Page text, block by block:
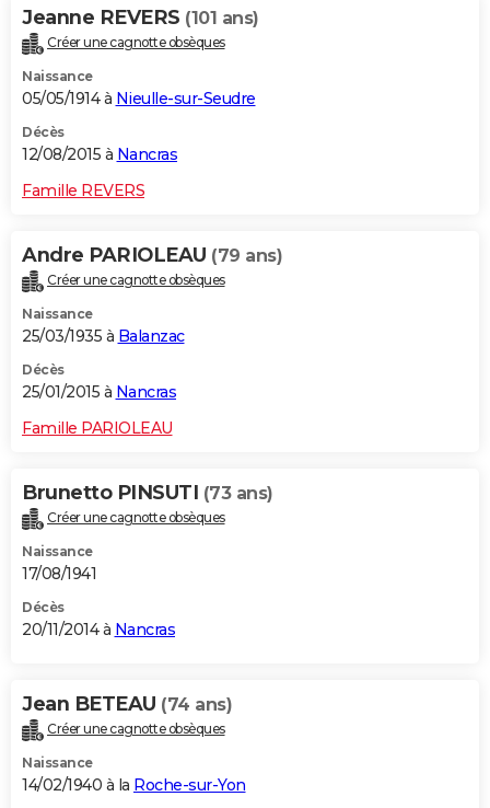
Jeanne REVERS (101 ans)
Créer une cagnotte obsèques
Naissance
05/05/1914 à Nieulle-sur-Seudre
Décès
12/08/2015 à Nancras
Famille REVERS
Andre PARIOLEAU (79 ans)
Créer une cagnotte obsèques
Naissance
25/03/1935 à Balanzac
Décès
25/01/2015 à Nancras
Famille PARIOLEAU
Brunetto PINSUTI (73 ans)
Créer une cagnotte obsèques
Naissance
17/08/1941
Décès
20/11/2014 à Nancras
Jean BETEAU (74 ans)
Créer une cagnotte obsèques
Naissance
14/02/1940 à la Roche-sur-Yon